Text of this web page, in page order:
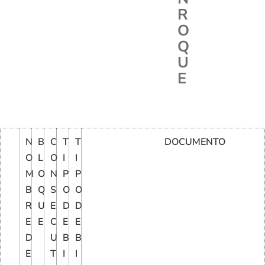
R
O
Q
U
E
N
O
M
B
R
E
D
E
B
L
O
Q
U
E
C
O
N
S
E
C
U
T
T
I
P
O
D
E
B
I
T
I
P
O
D
E
B
I
DOCUMENTO